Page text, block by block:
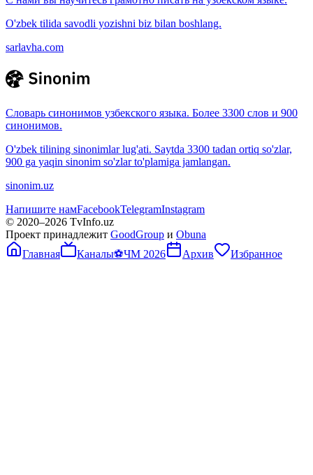
O'zbek tilida savodli yozishni biz bilan boshlang.
sarlavha.com
Словарь синонимов узбекского языка. Более 3300 слов и 900
синонимов.
O'zbek tilining sinonimlar lug'ati. Saytda 3300 tadan ortiq so'zlar,
900 ga yaqin sinonim so'zlar to'plamiga jamlangan.
sinonim.uz
Напишите намFacebookTelegramInstagram
© 2020–2026 TvInfo.uz
Проект принадлежит GoodGroup и Obuna
Главная
Каналы⚽ЧМ 2026 Архив Избранное